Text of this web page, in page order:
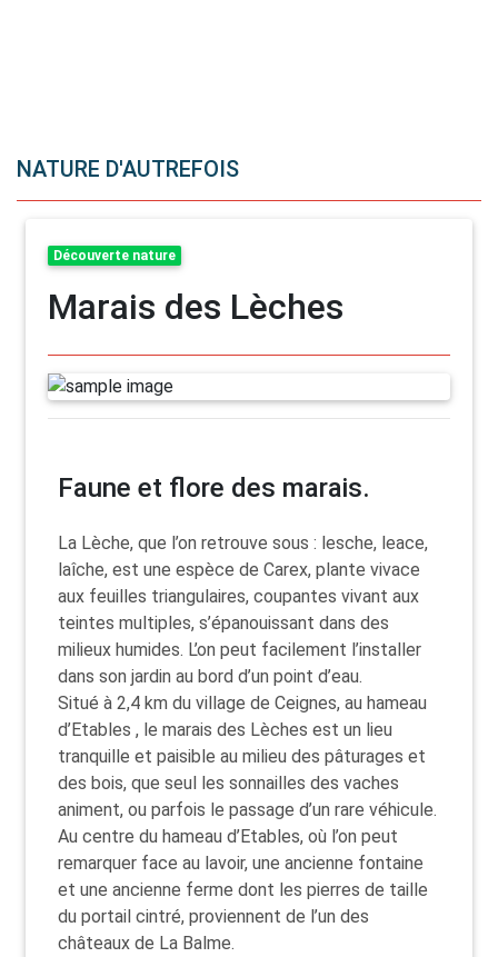
NATURE D'AUTREFOIS
Découverte nature
Marais des Lèches
Faune et flore des marais.
La Lèche, que l’on retrouve sous : lesche, leace,
laîche, est une espèce de Carex, plante vivace
aux feuilles triangulaires, coupantes vivant aux
teintes multiples, s’épanouissant dans des
milieux humides. L’on peut facilement l’installer
dans son jardin au bord d’un point d’eau.
Situé à 2,4 km du village de Ceignes, au hameau
d’Etables , le marais des Lèches est un lieu
tranquille et paisible au milieu des pâturages et
des bois, que seul les sonnailles des vaches
animent, ou parfois le passage d’un rare véhicule.
Au centre du hameau d’Etables, où l’on peut
remarquer face au lavoir, une ancienne fontaine
et une ancienne ferme dont les pierres de taille
du portail cintré, proviennent de l’un des
châteaux de La Balme.